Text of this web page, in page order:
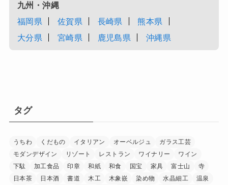
九州・沖縄
福岡県
佐賀県 長崎県
熊本県
大分県
宮崎県 鹿児島県 沖縄県
タグ
うちわ くだもの イタリアン オーベルジュ
ガラス工芸
モダンデザイン
リゾート レストラン ワイナリー
ワイン
下駄
加工食品 印章 和紙 和食 国宝 家具 富士山
寺
日本茶
日本酒 書道 木工 木象嵌 染め物 水晶細工
温泉